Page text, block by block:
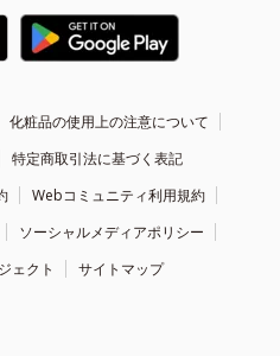
化粧品の使用上の注意について
特定商取引法に基づく表記
Webコミュニティ利用規約
ソーシャルメディアポリシー
ェクト
サイトマップ